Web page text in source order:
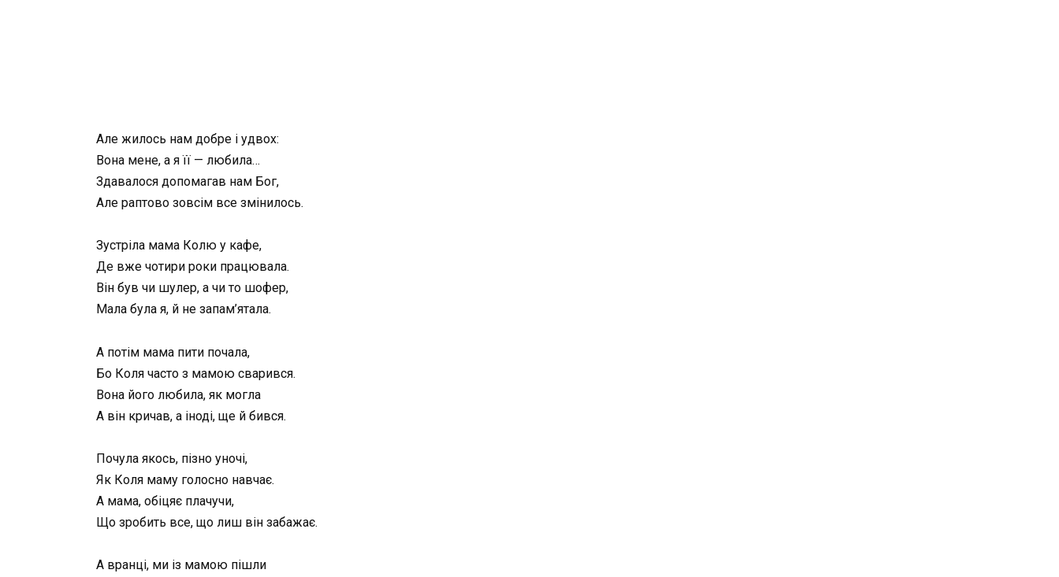
Але жилось нам добре і удвох:
Вона мене, а я її — любила…
Здавалося допомагав нам Бог,
Але раптово зовсім все змінилось.
Зустріла мама Колю у кафе,
Де вже чотири роки працювала.
Він був чи шулер, а чи то шофер,
Мала була я, й не запам’ятала.
А потім мама пити почала,
Бо Коля часто з мамою сварився.
Вона його любила, як могла
А він кричав, а іноді, ще й бився.
Почула якось, пізно уночі,
Як Коля маму голосно навчає.
А мама, обіцяє плачучи,
Що зробить все, що лиш він забажає.
А вранці, ми із мамою пішли